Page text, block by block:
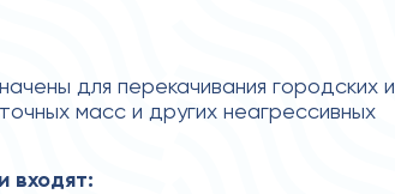
для перекачивания городских и
масс и других неагрессивных
входят: